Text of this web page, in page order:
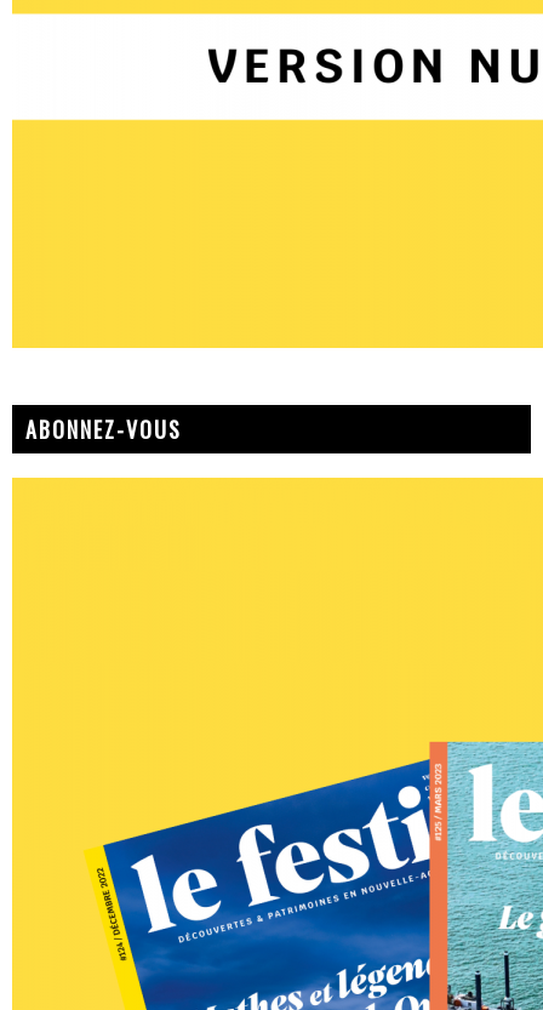
ABONNEZ-VOUS